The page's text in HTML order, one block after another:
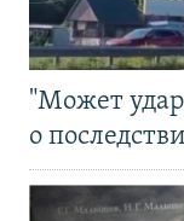
"Может
о